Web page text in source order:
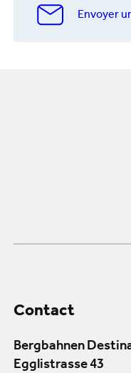
Envoyer
Contact
Bergbahnen
Egglistrasse 43